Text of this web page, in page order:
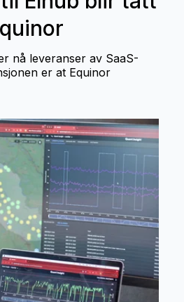
nå leveranser av SaaS-
er at Equinor